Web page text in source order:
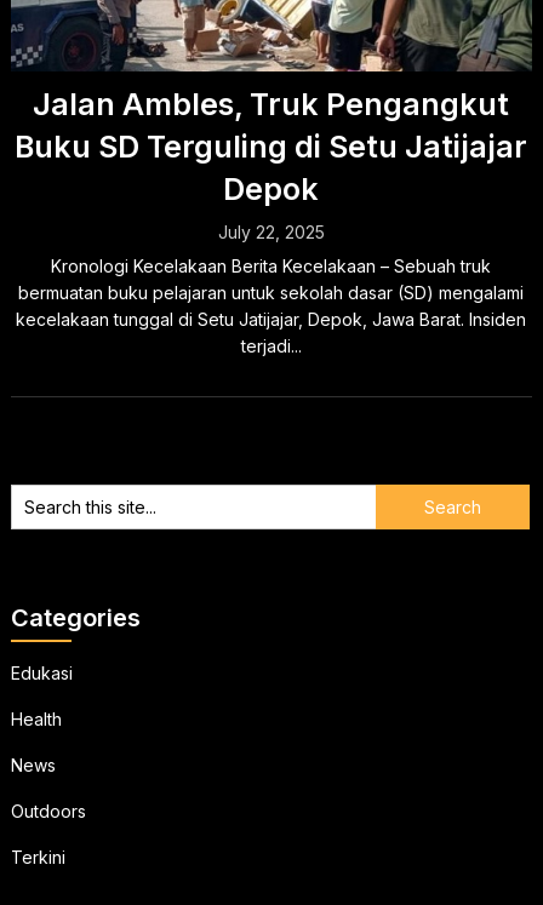
Jalan Ambles, Truk Pengangkut
Buku SD Terguling di Setu Jatijajar
Depok
July 22, 2025
Kronologi Kecelakaan Berita Kecelakaan – Sebuah truk
bermuatan buku pelajaran untuk sekolah dasar (SD) mengalami
kecelakaan tunggal di Setu Jatijajar, Depok, Jawa Barat. Insiden
terjadi...
Categories
Edukasi
Health
News
Outdoors
Terkini